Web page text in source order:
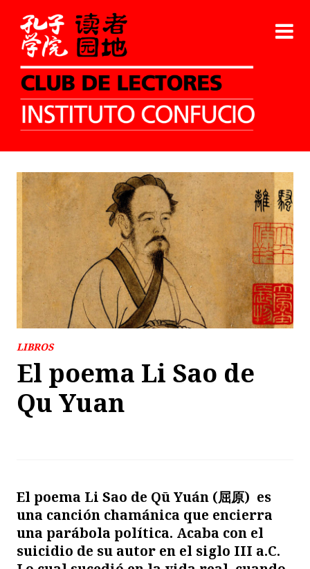
LIBROS
El poema Li Sao de
Qu Yuan
El poema Li Sao de Qū Yuán (屈原) es
una canción chamánica que encierra
una parábola política. Acaba con el
suicidio de su autor en el siglo III a.C.